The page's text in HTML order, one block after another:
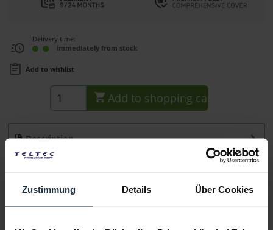
Zustimmung Details Über Cookies
Delivery time:
immediately from stock
Add to wishlist
Add to shopping cart
Description
Der Swit S-7500E ist ein Canon DSLR-Akku LP-E6 Typ